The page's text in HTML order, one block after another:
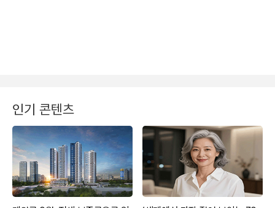
인기 콘텐츠